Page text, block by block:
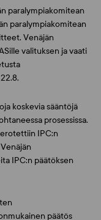
paralympiakomitean
paralympiakomitean
Venäjän
valituksen ja vaati
koskevia sääntöjä
prosessissa.
IPC:n
IPC:n päätöksen
päätös